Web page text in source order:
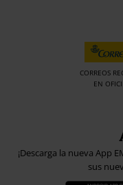
CORREOS
EN
¡Descarga la nueva App
sus